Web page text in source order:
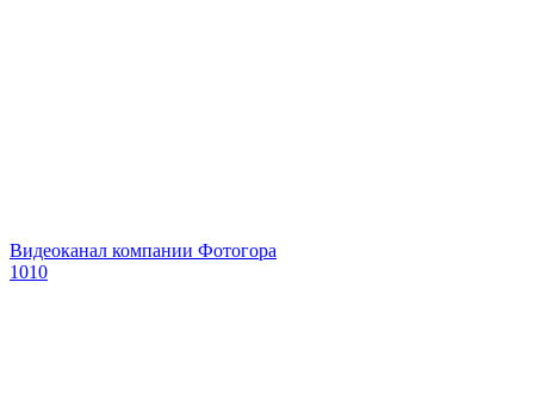
Видеоканал компании Фотогора
1010